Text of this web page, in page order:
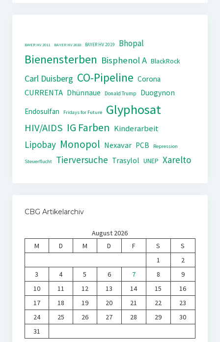
BAYER HV 2011 BAYER HV 2018 BAYER HV 2019 Bhopal
Bienensterben Bisphenol A BlackRock
Carl Duisberg CO-Pipeline Corona
CURRENTA Dhünnaue Donald Trump
Duogynon
Endosulfan
Fridays for Future Glyphosat
HIV/AIDS IG Farben Kinderarbeit
Lipobay Monopol Nexavar PCB Repression
Steuerflucht Tierversuche Trasylol UNEP Xarelto
CBG Artikelarchiv
August 2026
M
D M D F S
S
1
2
3
4 5 6 7 8
9
10
11 12 13 14 15
16
17
18 19 20 21 22
23
24
25 26 27 28 29
30
31